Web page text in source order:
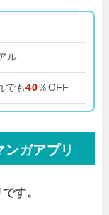
ル
でも40％OFF
ンガアプリ
す。